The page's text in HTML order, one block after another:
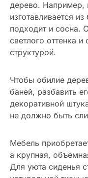
дерево. Например,
изготавливается
подходит и сосна.
светлого оттенка и
структурой.
Чтобы обилие
баней, разбавить
декоративной
не должно быть
Мебель
а крупная,
Для уюта сиденья